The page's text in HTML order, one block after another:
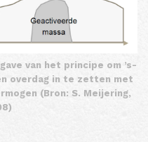
van het principe om ’s-
overdag in te zetten met
(Bron: S. Meijering,